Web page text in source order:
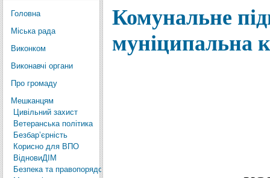
Комунальне
муніципальна
Головна
Міська рада
Виконком
Виконавчі органи
Про громаду
Мешканцям
Цивільний захист
Ветеранська політика
Безбар’єрність
Корисно для ВПО
ВідновиДІМ
Безпека та правопорядок